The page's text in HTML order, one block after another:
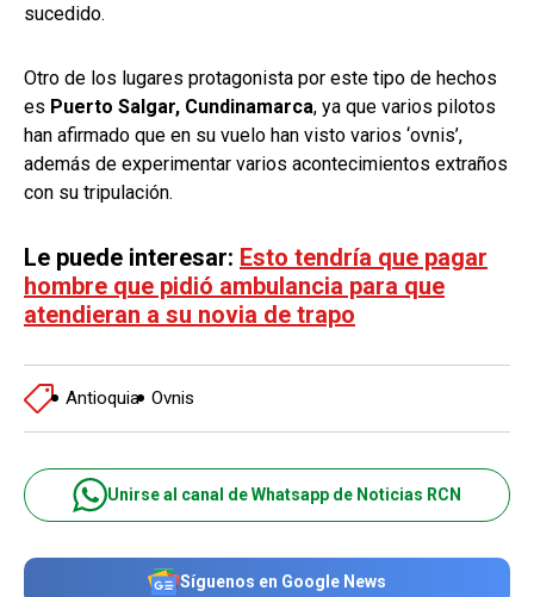
sucedido.
Otro de los lugares protagonista por este tipo de hechos
es Puerto Salgar, Cundinamarca, ya que varios pilotos
han afirmado que en su vuelo han visto varios ‘ovnis’,
además de experimentar varios acontecimientos extraños
con su tripulación.
Le puede interesar: Esto tendría que pagar
hombre que pidió ambulancia para que
atendieran a su novia de trapo
Antioquia Ovnis
Unirse al canal de Whatsapp de Noticias RCN
Síguenos en Google News